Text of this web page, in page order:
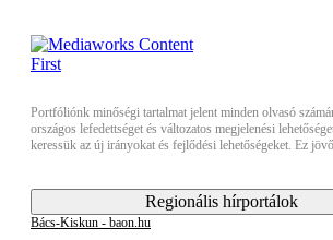
Portfóliónk minőségi tartalmat jelent minden olvasó
országos lefedettséget és változatos megjelenési
keressük az új irányokat és fejlődési lehetőségeket. Ez
Regionális hírportálok
Bács-Kiskun - baon.hu